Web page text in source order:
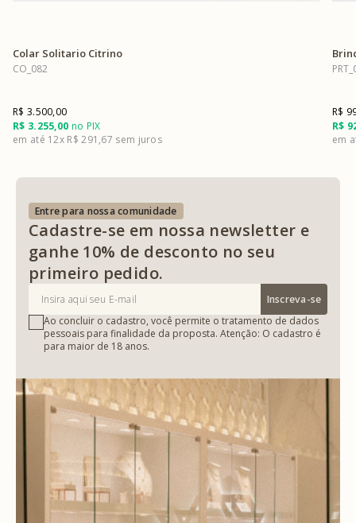
Colar Solitario Citrino
CO_082
R$ 3.255,00 no PIX
R$ 3.500,00
12x R$ 291,67
R$
R$
Entre para nossa comunidade
Cadastre-se em nossa newsletter e
ganhe 10% de desconto no seu
primeiro pedido.
Inscreva-se
Ao concluir o cadastro, você permite o tratamento de dados
pessoais para finalidade da proposta. Atenção: O cadastro é
para maior de 18 anos.